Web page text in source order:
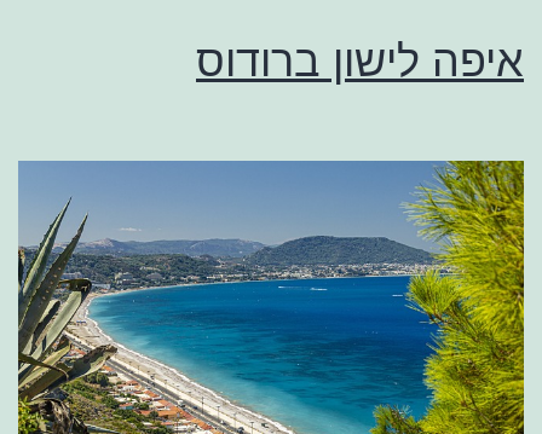
איפה לישון ברודוס